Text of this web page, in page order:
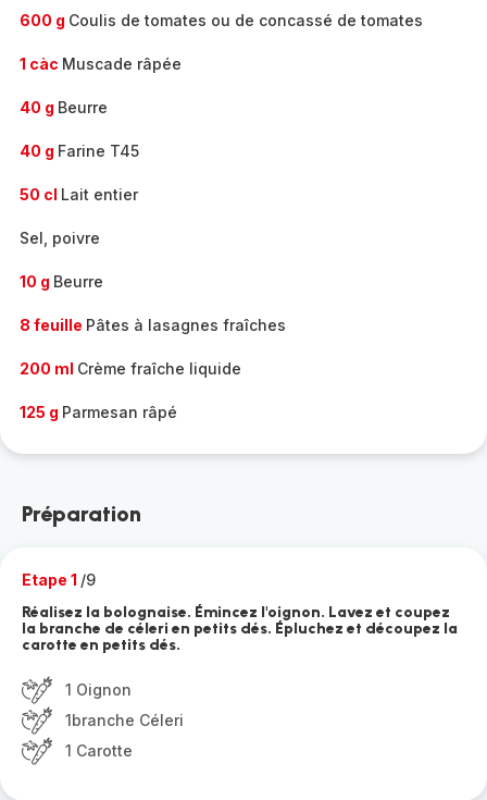
600 g Coulis de tomates ou de concassé de tomates
1 càc Muscade râpée
40 g Beurre
40 g Farine T45
50 cl Lait entier
Sel, poivre
10 g Beurre
8 feuille Pâtes à lasagnes fraîches
200 ml Crème fraîche liquide
125 g Parmesan râpé
Préparation
Etape 1 /9
Réalisez la bolognaise. Émincez l'oignon. Lavez et coupez
la branche de céleri en petits dés. Épluchez et découpez la
carotte en petits dés.
1 Oignon
1branche Céleri
1 Carotte